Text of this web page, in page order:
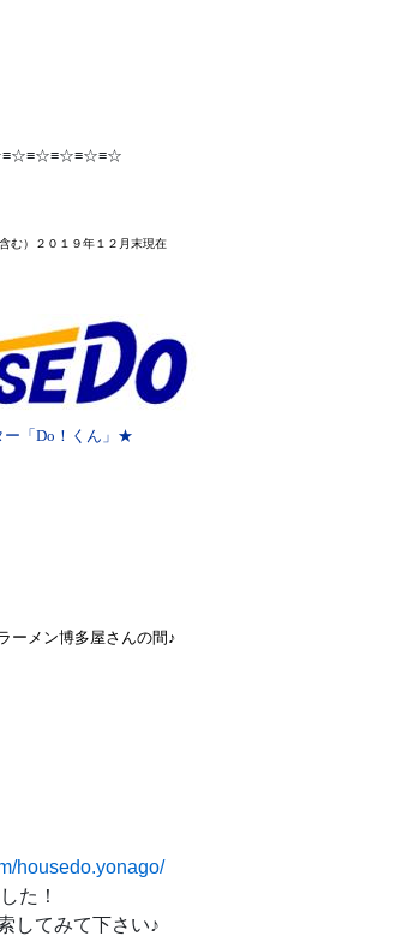
む）２０１９年１２月末現在
ー「Do！くん」★
ーメン博多屋さんの間♪
housedo.yonago/
た！
してみて下さい♪